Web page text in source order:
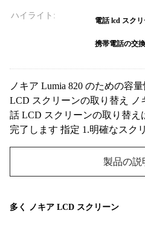
ハイライト:
電話 lcd スク
携帯電話の交
ノキア Lumia 820 のための容
LCD スクリーンの取り替え ノ
話 LCD スクリーンの取り替え
完了します 指定 1.明確なスク
820 LCD+touchpad 黒を完了し
製品の説
多く ノキア LCD スクリーン